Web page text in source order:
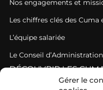
Gérer le
Nos engagements et
Les chiffres clés des Cuma
L’équipe salariée
Le Conseil d’Administration
DÉCOUVRIR LES